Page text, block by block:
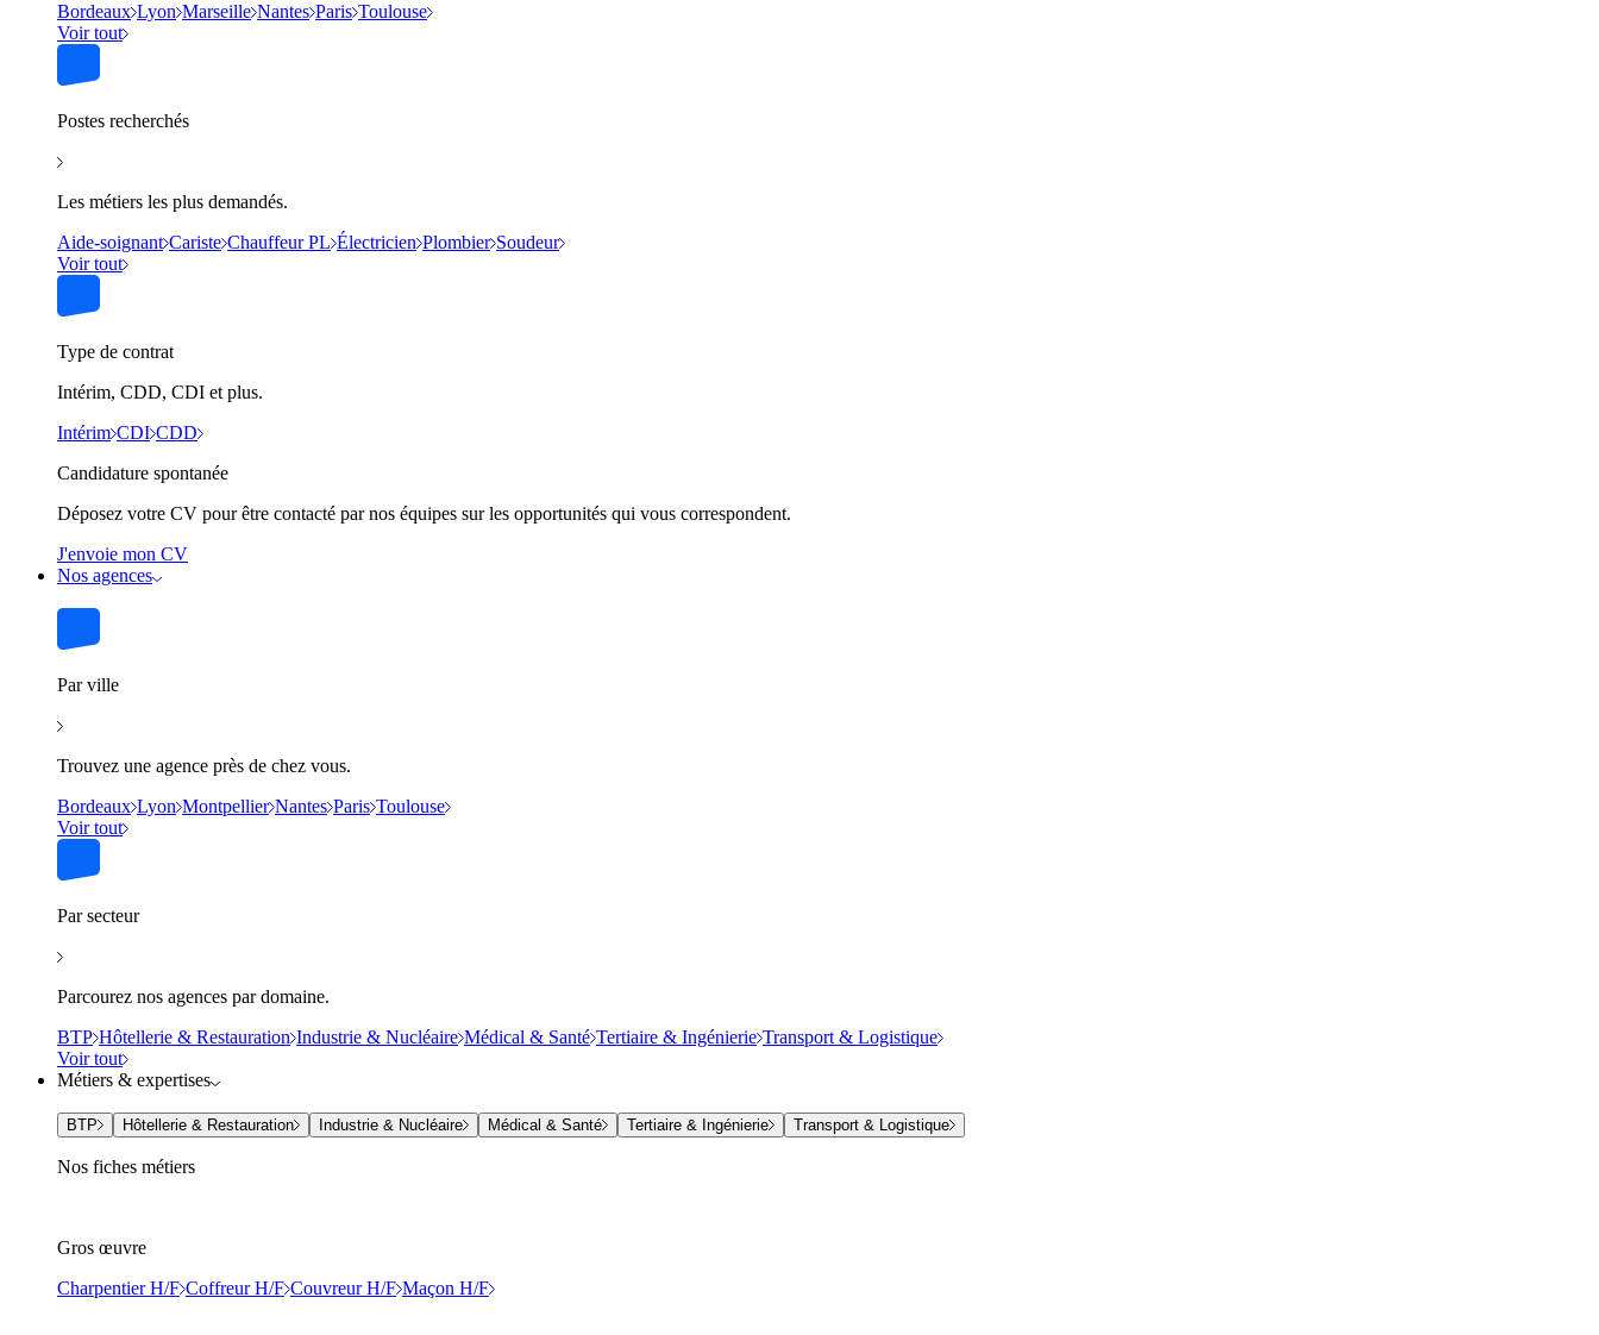
Bordeaux Lyon Marseille Nantes Paris Toulouse
Voir tout
Postes recherchés
Les métiers les plus demandés.
Aide-soignant Cariste Chauffeur PL Électricien Plombier Soudeur
Voir tout
Type de contrat
Intérim, CDD, CDI et plus.
Intérim CDI CDD
Candidature spontanée
Déposez votre CV pour être contacté par nos équipes sur les opportunités qui vous correspondent.
J'envoie mon CV
Nos agences
Par ville
Trouvez une agence près de chez vous.
Bordeaux Lyon Montpellier Nantes Paris Toulouse
Voir tout
Par secteur
Parcourez nos agences par domaine.
BTP Hôtellerie & Restauration Industrie & Nucléaire Médical & Santé Tertiaire & Ingénierie Transport & Logistique
Voir tout
Métiers & expertises
BTP Hôtellerie & Restauration Industrie & Nucléaire Médical & Santé Tertiaire & Ingénierie Transport & Logistique
Nos fiches métiers
Gros œuvre
Charpentier H/F Coffreur H/F Couvreur H/F Maçon H/F